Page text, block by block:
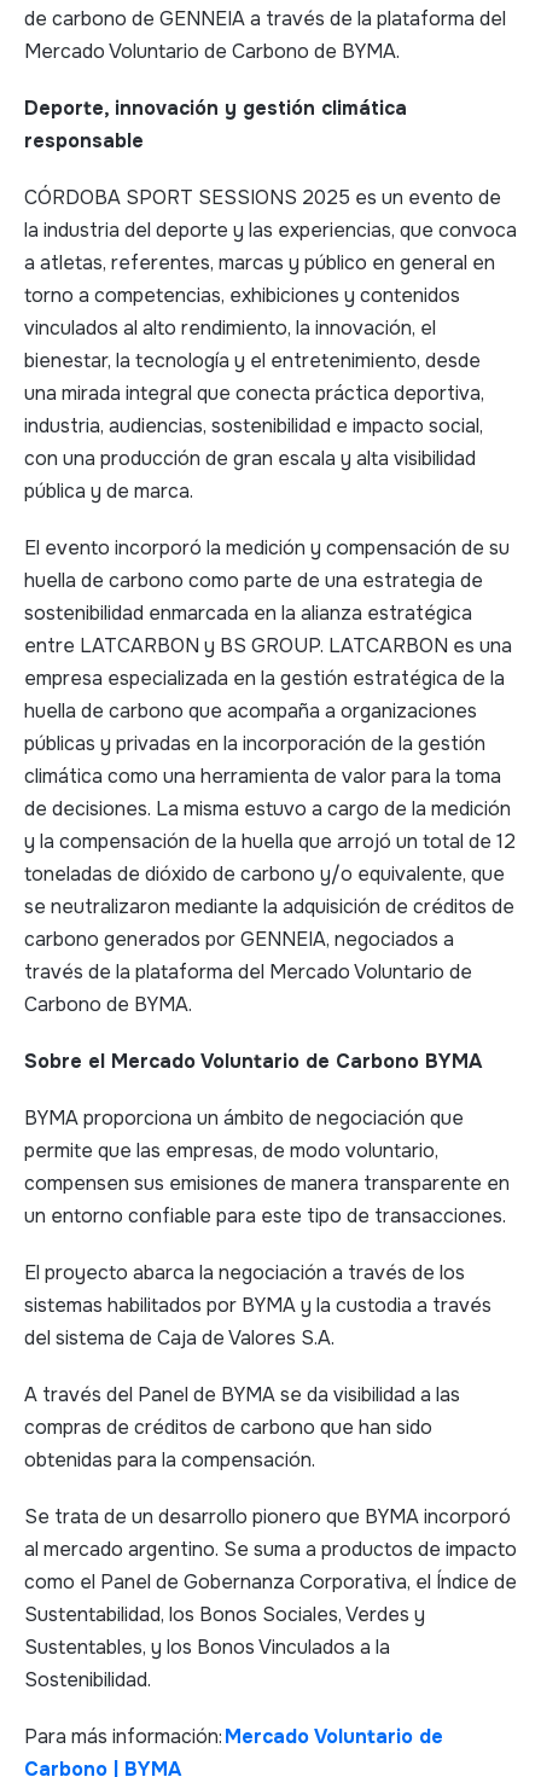
de carbono de GENNEIA a través de la plataforma del
Mercado Voluntario de Carbono de BYMA.
Deporte, innovación y gestión climática
responsable
CÓRDOBA SPORT SESSIONS 2025 es un evento de
la industria del deporte y las experiencias, que convoca
a atletas, referentes, marcas y público en general en
torno a competencias, exhibiciones y contenidos
vinculados al alto rendimiento, la innovación, el
bienestar, la tecnología y el entretenimiento, desde
una mirada integral que conecta práctica deportiva,
industria, audiencias, sostenibilidad e impacto social,
con una producción de gran escala y alta visibilidad
pública y de marca.
El evento incorporó la medición y compensación de su
huella de carbono como parte de una estrategia de
sostenibilidad enmarcada en la alianza estratégica
entre LATCARBON y BS GROUP. LATCARBON es una
empresa especializada en la gestión estratégica de la
huella de carbono que acompaña a organizaciones
públicas y privadas en la incorporación de la gestión
climática como una herramienta de valor para la toma
de decisiones. La misma estuvo a cargo de la medición
y la compensación de la huella que arrojó un total de 12
toneladas de dióxido de carbono y/o equivalente, que
se neutralizaron mediante la adquisición de créditos de
carbono generados por GENNEIA, negociados a
través de la plataforma del Mercado Voluntario de
Carbono de BYMA.
Sobre el Mercado Voluntario de Carbono BYMA
BYMA proporciona un ámbito de negociación que
permite que las empresas, de modo voluntario,
compensen sus emisiones de manera transparente en
un entorno confiable para este tipo de transacciones.
El proyecto abarca la negociación a través de los
sistemas habilitados por BYMA y la custodia a través
del sistema de Caja de Valores S.A.
A través del Panel de BYMA se da visibilidad a las
compras de créditos de carbono que han sido
obtenidas para la compensación.
Se trata de un desarrollo pionero que BYMA incorporó
al mercado argentino. Se suma a productos de impacto
como el Panel de Gobernanza Corporativa, el Índice de
Sustentabilidad, los Bonos Sociales, Verdes y
Sustentables, y los Bonos Vinculados a la
Sostenibilidad.
Para más información:Mercado Voluntario de
Carbono | BYMA